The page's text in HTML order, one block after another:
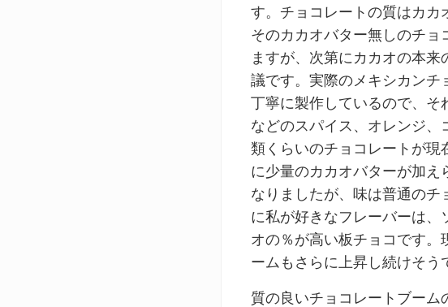
す。チョコレートの質はカカ
そのカカオバター無しのチョ
ますが、次第にカカオの本
議です。実際のメキシカンチ
丁寧に製作しているので、そ
などのスパイス、オレンジ
類くらいのチョコレートが
に少量のカカオバターが加
なりましたが、味は普通の
に私が好きなフレーバーは
オの％が高い板チョコです
ームもさらに上昇し続けそう
質の良いチョコレートブーム